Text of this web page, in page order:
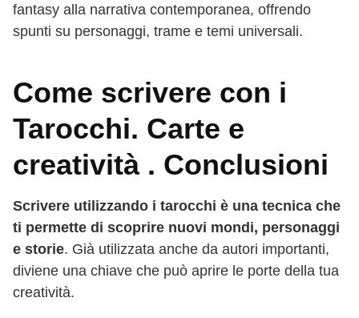
fantasy alla narrativa contemporanea, offrendo
spunti su personaggi, trame e temi universali.
Come scrivere con i
Tarocchi. Carte e
creatività . Conclusioni
Scrivere utilizzando i tarocchi è una tecnica che
ti permette di scoprire nuovi mondi, personaggi
e storie. Già utilizzata anche da autori importanti,
diviene una chiave che può aprire le porte della tua
creatività.